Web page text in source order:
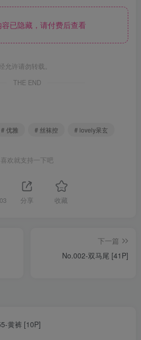
已隐藏，请付费后查看
许请勿转载。
THE END
# 优雅 # 丝袜控 # lovely呆玄
喜欢就支持一下吧
分享 收藏
下一篇
No.002-双马尾 [41P]
黄裤 [10P]